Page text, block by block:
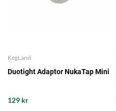
KegLand
Duotight Adaptor NukaTap Mini
129 kr